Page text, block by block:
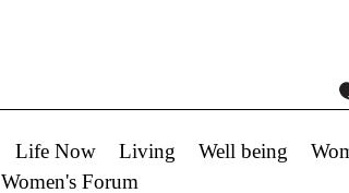
Styling Tips
Fashion News
Life Now Living Well being
Women's Forum